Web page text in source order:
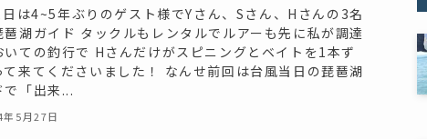
は4~5年ぶりのゲスト様でYさん、Sさん、Hさんの3名
琶湖ガイド タックルもレンタルでルアーも先に私が調達
いての釣行で Hさんだけがスピニングとベイトを1本ず
て来てくださいました！ なんせ前回は台風当日の琵琶湖
で「出来...
5月27日